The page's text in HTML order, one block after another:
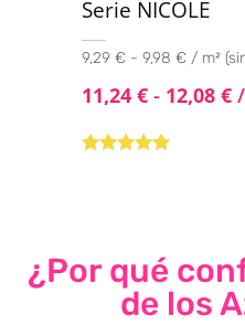
Serie NICOLE
9,29 € - 9,98 € / m²
11,24 € - 12,08 €
¿Por qué
de los